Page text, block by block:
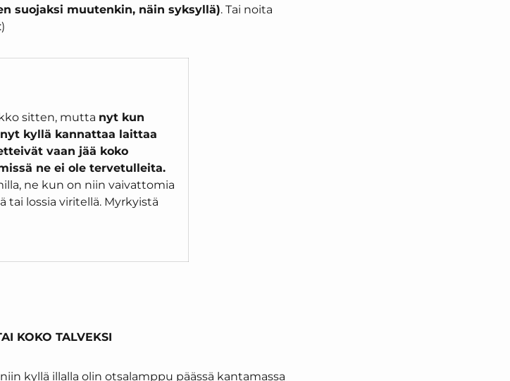
suojaksi muutenkin, näin syksyllä). Tai noita
sitten, mutta nyt kun
kyllä kannattaa laittaa
vaan jää koko
ne ei ole tervetulleita.
ne kun on niin vaivattomia
tai lossia viritellä. Myrkyistä
KOKO TALVEKSI
kyllä illalla olin otsalamppu päässä kantamassa